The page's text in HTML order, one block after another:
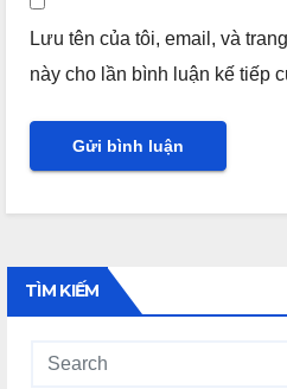
Lưu tên của tôi, email, và
này cho lần bình luận kế tiếp
TÌM KIẾM